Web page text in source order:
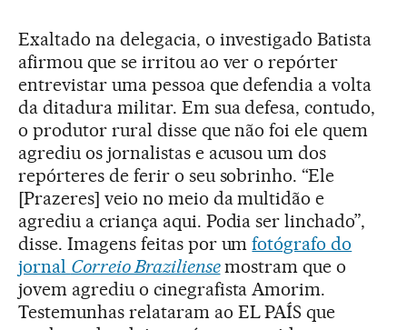
Exaltado na delegacia, o investigado Batista
afirmou que se irritou ao ver o repórter
entrevistar uma pessoa que defendia a volta
da ditadura militar. Em sua defesa, contudo,
o produtor rural disse que não foi ele quem
agrediu os jornalistas e acusou um dos
repórteres de ferir o seu sobrinho. “Ele
[Prazeres] veio no meio da multidão e
agrediu a criança aqui. Podia ser linchado”,
disse. Imagens feitas por umfotógrafo do
jornal Correio Braziliensemostram que o
jovem agrediu o cinegrafista Amorim.
Testemunhas relataram ao EL PAÍS que